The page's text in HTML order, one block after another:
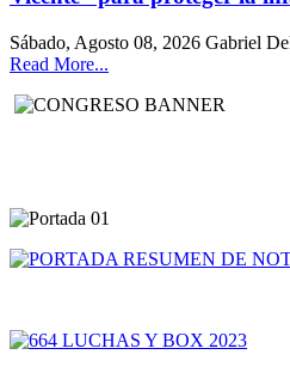
Sábado, Agosto 08, 2026 Gabriel
Read More...